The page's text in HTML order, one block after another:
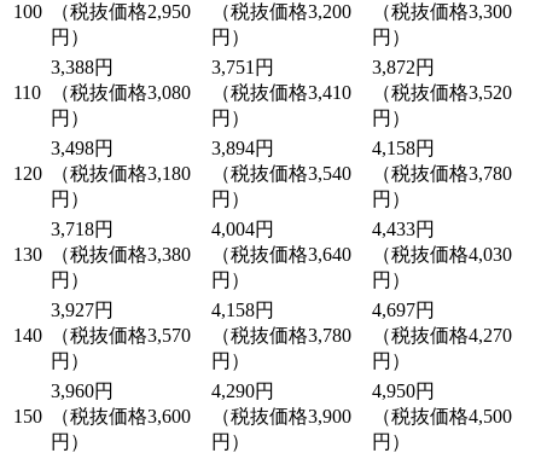
100
（税抜価格2,950
円）
（税抜価格3,200
円）
（税抜価格3,300
円）
110
3,388円
（税抜価格3,080
円）
3,751円
（税抜価格3,410
円）
3,872円
（税抜価格3,520
円）
120
3,498円
（税抜価格3,180
円）
3,894円
（税抜価格3,540
円）
4,158円
（税抜価格3,780
円）
130
3,718円
（税抜価格3,380
円）
4,004円
（税抜価格3,640
円）
4,433円
（税抜価格4,030
円）
140
3,927円
（税抜価格3,570
円）
4,158円
（税抜価格3,780
円）
4,697円
（税抜価格4,270
円）
150
3,960円
（税抜価格3,600
円）
4,290円
（税抜価格3,900
円）
4,950円
（税抜価格4,500
円）